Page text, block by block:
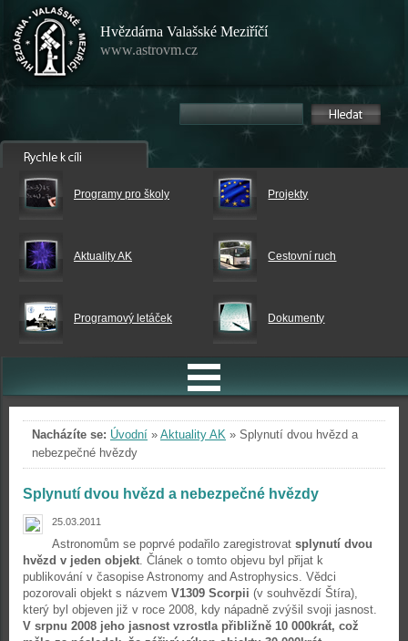
Hvězdárna Valašské Meziříčí
www.astrovm.cz
Programy pro školy Projekty
Aktuality AK Cestovní ruch
Programový letáček Dokumenty
Nacházíte se: Úvodní » Aktuality AK » Splynutí dvou hvězd a
nebezpečné hvězdy
Splynutí dvou hvězd a nebezpečné hvězdy
25.03.2011
Astronomům se poprvé podařilo zaregistrovat splynutí dvou
hvězd v jeden objekt. Článek o tomto objevu byl přijat k
publikování v časopise Astronomy and Astrophysics. Vědci
pozorovali objekt s názvem V1309 Scorpii (v souhvězdí Štíra),
který byl objeven již v roce 2008, kdy nápadně zvýšil svoji jasnost.
V srpnu 2008 jeho jasnost vzrostla přibližně 10 000krát, což